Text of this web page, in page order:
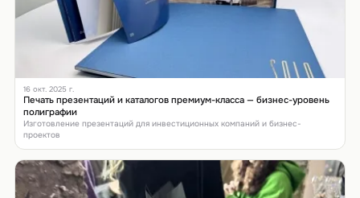
16 окт. 2025 г.
Печать презентаций и каталогов премиум-класса — бизнес-уровень
полиграфии
Изготовление презентаций для инвестиционных компаний и бизнес-
проектов